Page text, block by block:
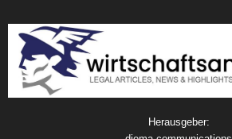
Herausgeber: